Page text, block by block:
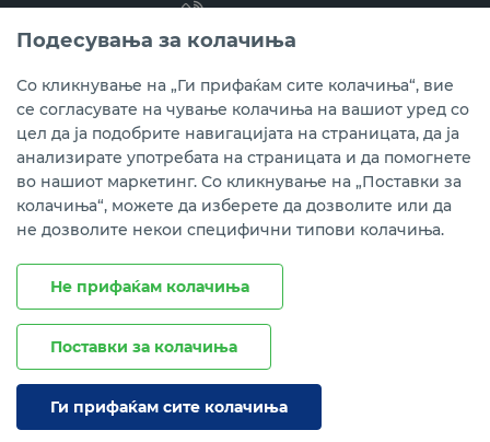
(02) 3 296 800
Instagram
LinkedIn
Youtube
Преземете ја мобилната апликација мБанкаКо.
Политика за колачиња
Подесувања за колачиња
Со кликнување на „Ги прифаќам сите колачиња“, вие
се согласувате на чување колачиња на вашиот уред со
цел да ја подобрите навигацијата на страницата, да ја
анализирате употребата на страницата и да помогнете
во нашиот маркетинг. Со кликнување на „Поставки за
колачиња“, можете да изберете да дозволите или да
не дозволите некои специфични типови колачиња.
Не прифаќам колачиња
Поставки за колачиња
Ги прифаќам сите колачиња